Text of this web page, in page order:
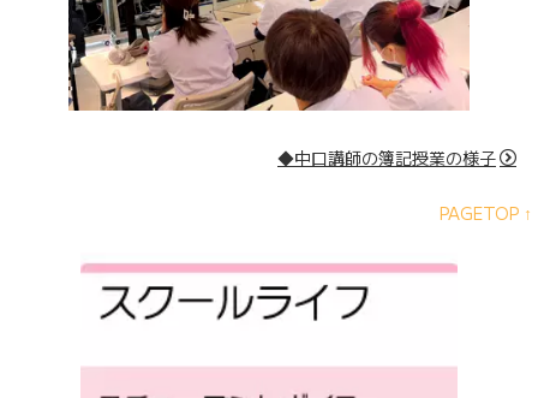
◆中口講師の簿記授業の様子
PAGETOP ↑